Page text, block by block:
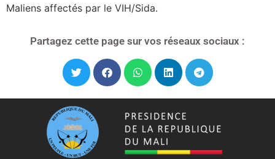
Maliens affectés par le VIH/Sida.
Partagez cette page sur vos réseaux sociaux :